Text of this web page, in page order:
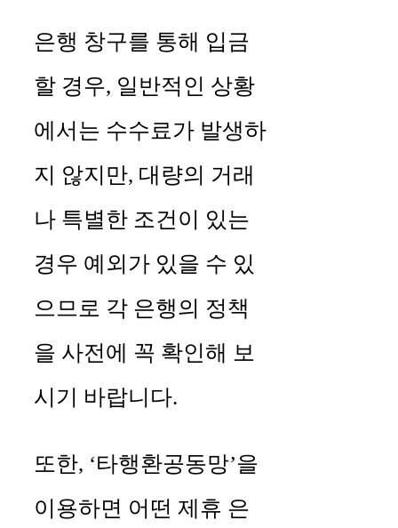
은행 창구를 통해 입금
할 경우, 일반적인 상황
에서는 수수료가 발생하
지 않지만, 대량의 거래
나 특별한 조건이 있는
경우 예외가 있을 수 있
으므로 각 은행의 정책
을 사전에 꼭 확인해 보
시기 바랍니다.
또한, ‘타행환공동망’을
이용하면 어떤 제휴 은